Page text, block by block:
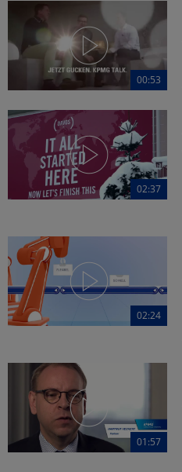
00:53
02:37
02:24
01:57